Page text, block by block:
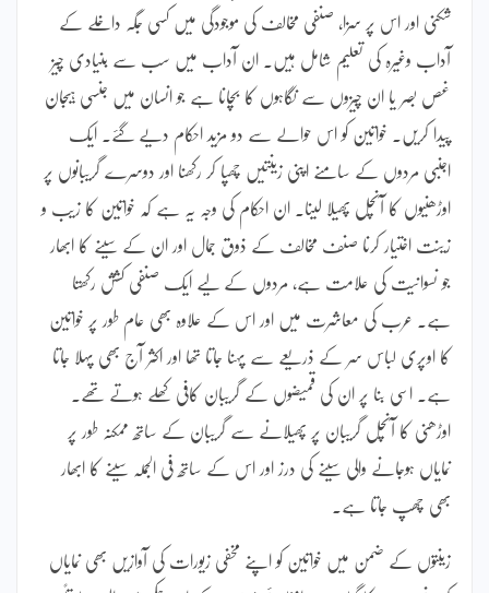
شکنی اور اس پر سزا، صنفی مخالف کی موجودگی میں کسی جگہ داخلے کے
آداب وغیرہ کی تعلیم شامل ہیں۔ ان آداب میں سب سے بنیادی چیز
غص بصر یا ان چیزوں سے نگاہوں کا بچانا ہے جو انسان میں جنسی ہیجان
پیدا کریں۔ خواتین کو اس حوالے سے دو مزید احکام دیے گئے۔ ایک
اجنبی مردوں کے سامنے اپنی زینتیں چھپا کر رکھنا اور دوسرے گریبانوں پر
اوڑھنیوں کا آنچل پھیلا لینا۔ ان احکام کی وجہ یہ ہے کہ خواتین کا زیب و
زینت اختیار کرنا صنف مخالف کے ذوق جمال اور ان کے سینے کا ابھار
جو نسوانیت کی علامت ہے، مردوں کے لیے ایک صنفی کشش رکھتا
ہے۔ عرب کی معاشرت میں اور اس کے علاوہ بھی عام طور پر خواتین
کا اوپری لباس سر کے ذریعے سے پہنا جاتا تھا اور اکثر آج بھی پہلا جاتا
ہے۔ اسی بنا پر ان کی قمیضوں کے گریبان کافی کھلے ہوتے تھے۔
اوڑھنی کا آنچل گریبان پر پھیلانے سے گریبان کے ساتھ ممکنہ طور پر
نمایاں ہوجانے والی سینے کی درز اور اس کے ساتھ فی الجملہ سینے کا ابھار
بھی چھپ جاتا ہے۔
زینتوں کے ضمن میں خواتین کو اپنے مخفی زیورات کی آوازیں بھی نمایاں